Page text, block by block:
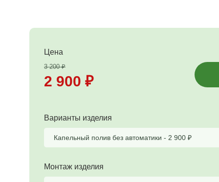
Цена
3 200₽
2 900 ₽
Варианты изделия
Капельный полив без автоматики - 2 900 ₽
Монтаж изделия